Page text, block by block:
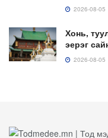
2026-08-05
Хонь,
эерэг
2026-08-05